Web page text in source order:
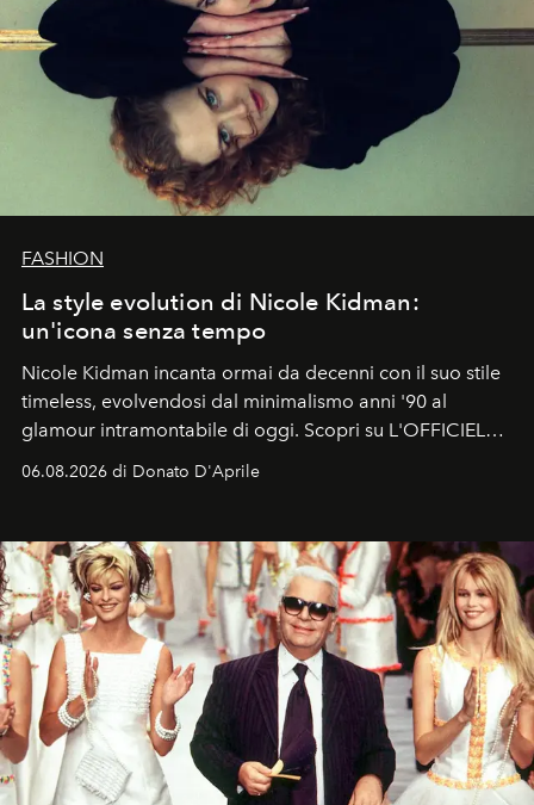
FASHION
La style evolution di Nicole Kidman:
un'icona senza tempo
Nicole Kidman incanta ormai da decenni con il suo stile
timeless, evolvendosi dal minimalismo anni '90 al
glamour intramontabile di oggi. Scopri su L'OFFICIEL
06.08.2026 di Donato D'Aprile